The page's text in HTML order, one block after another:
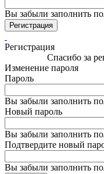
Вы забыли заполнить
Регистрация
Регистрация
Спасибо за
Изменение пароля
Пароль
Вы забыли заполнить
Новый пароль
Вы забыли заполнить
Подтвердите новый
Вы забыли заполнить